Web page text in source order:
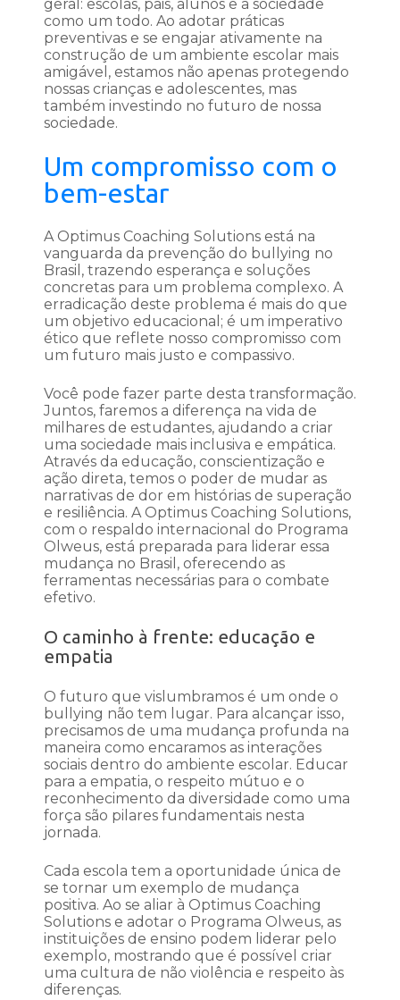
geral: escolas, pais, alunos e a sociedade
como um todo. Ao adotar práticas
preventivas e se engajar ativamente na
construção de um ambiente escolar mais
amigável, estamos não apenas protegendo
nossas crianças e adolescentes, mas
também investindo no futuro de nossa
sociedade.
Um compromisso com o
bem-estar
A Optimus Coaching Solutions está na
vanguarda da prevenção do bullying no
Brasil, trazendo esperança e soluções
concretas para um problema complexo. A
erradicação deste problema é mais do que
um objetivo educacional; é um imperativo
ético que reflete nosso compromisso com
um futuro mais justo e compassivo.
Você pode fazer parte desta transformação.
Juntos, faremos a diferença na vida de
milhares de estudantes, ajudando a criar
uma sociedade mais inclusiva e empática.
Através da educação, conscientização e
ação direta, temos o poder de mudar as
narrativas de dor em histórias de superação
e resiliência. A Optimus Coaching Solutions,
com o respaldo internacional do Programa
Olweus, está preparada para liderar essa
mudança no Brasil, oferecendo as
ferramentas necessárias para o combate
efetivo.
O caminho à frente: educação e
empatia
O futuro que vislumbramos é um onde o
bullying não tem lugar. Para alcançar isso,
precisamos de uma mudança profunda na
maneira como encaramos as interações
sociais dentro do ambiente escolar. Educar
para a empatia, o respeito mútuo e o
reconhecimento da diversidade como uma
força são pilares fundamentais nesta
jornada.
Cada escola tem a oportunidade única de
se tornar um exemplo de mudança
positiva. Ao se aliar à Optimus Coaching
Solutions e adotar o Programa Olweus, as
instituições de ensino podem liderar pelo
exemplo, mostrando que é possível criar
uma cultura de não violência e respeito às
diferenças.